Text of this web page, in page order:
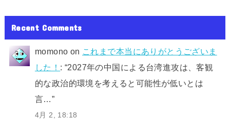
Recent Comments
momono on これまで本当にありがとうございま
した！ : “2027年の中国による台湾進攻は、客観
的な政治的環境を考えると可能性が低いとは
言…”
4月 2, 18:18